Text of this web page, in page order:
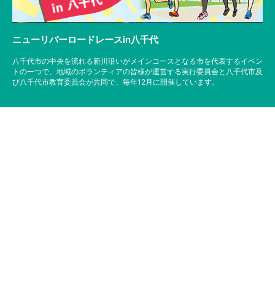
ニューリバーロードレースin八千代
八千代市の中央を流れる新川沿いがメインコースとなる市を代表するイベン
トの一つで、地域のボランティアの皆様が運営する実行委員会と八千代市及
び八千代市教育委員会が共同で、毎年12月に開催しています。